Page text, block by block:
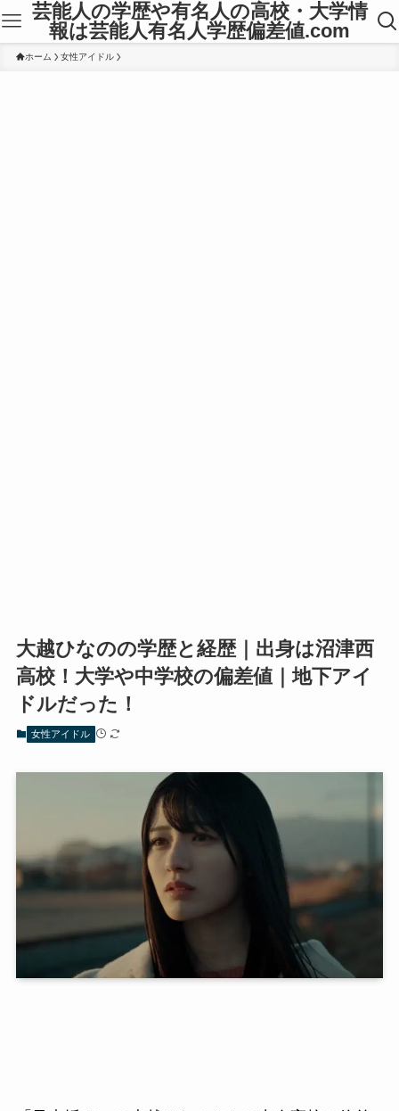
芸能人の学歴や有名人の高校・大学情
報は芸能人有名人学歴偏差値.com
ホーム 女性アイドル
大越ひなのの学歴と経歴｜出身は沼津西
高校！大学や中学校の偏差値｜地下アイ
ドルだった！
女性アイドル